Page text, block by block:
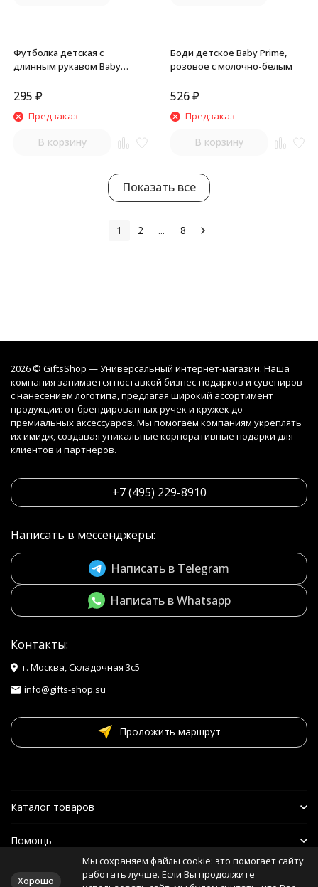
Футболка детская с
длинным рукавом Baby
295 ₽
Предзаказ
В корзину
Боди детское Baby Prime,
розовое с молочно-белым
526₽
Предзаказ
В корзину
Показать все
1 2 ... 8
2026 © GiftsShop — Универсальный интернет-магазин. Наша
компания занимается поставкой бизнес-подарков и сувениров
с нанесением логотипа, предлагая широкий ассортимент
продукции: от брендированных ручек и кружек до
премиальных аксессуаров. Мы помогаем компаниям укреплять
их имидж, создавая уникальные корпоративные подарки для
клиентов и партнеров.
+7 (495) 229-8910
Написать в мессенджеры:
Написать в Telegram
Написать в Whatsapp
Контакты:
г. Москва, Складочная 3с5
info@gifts-shop.su
Проложить маршрут
Каталог товаров
Помощь
Наши друзья
Хорошо
Мы сохраняем файлы cookie: это помогает сайту
работать лучше. Если Вы продолжите